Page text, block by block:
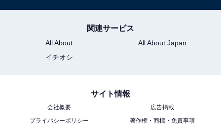
日東駒専の中で最も優秀な学生が多いと思う大
は？【2026年調査】
関連サービス
All About
All About Japan
イチオシ
サイト情報
会社概要
広告掲載
プライバシーポリシー
著作権・商標・免責事項